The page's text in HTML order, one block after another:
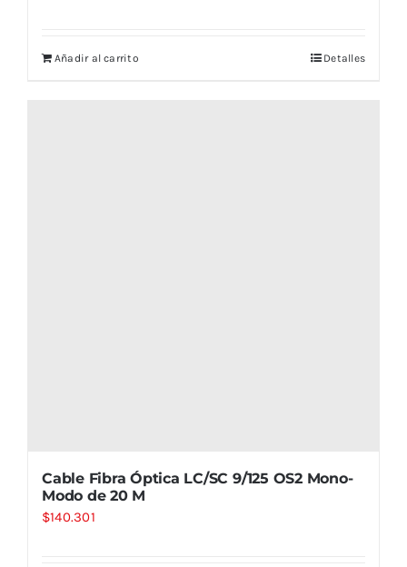
Añadir al carrito Detalles
Cable Fibra Óptica LC/SC 9/125 OS2 Mono-
Modo de 20 M
$140.301